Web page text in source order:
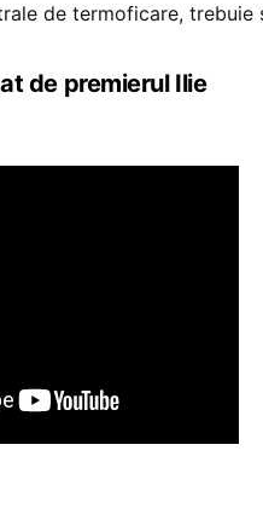
de termoficare, trebuie
de premierul Ilie